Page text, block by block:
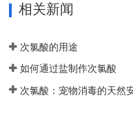
以
相关新闻
次氯酸的用途
如何通过盐制作次氯酸
次氯酸：宠物消毒的天然